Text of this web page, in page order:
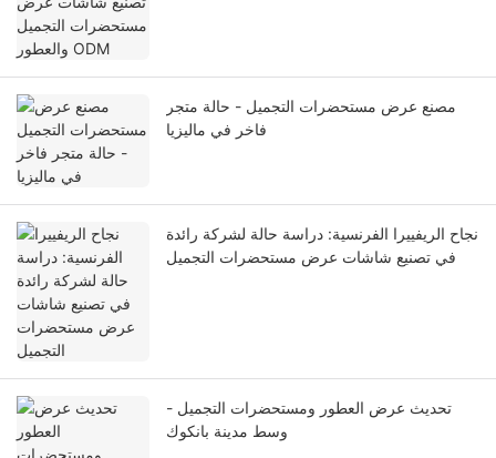
مصنع عرض مستحضرات التجميل - حالة متجر
فاخر في ماليزيا
نجاح الريفييرا الفرنسية: دراسة حالة لشركة رائدة
في تصنيع شاشات عرض مستحضرات التجميل
تحديث عرض العطور ومستحضرات التجميل -
وسط مدينة بانكوك